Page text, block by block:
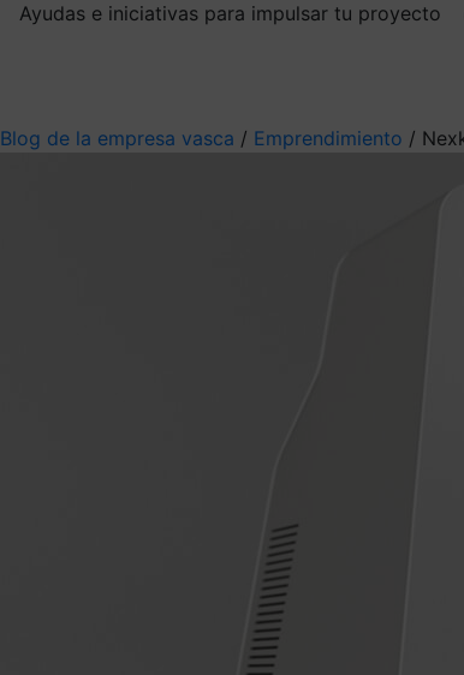
Ayudas e iniciativas para impulsar tu proyecto
Blog de la empresa vasca / Emprendimiento /